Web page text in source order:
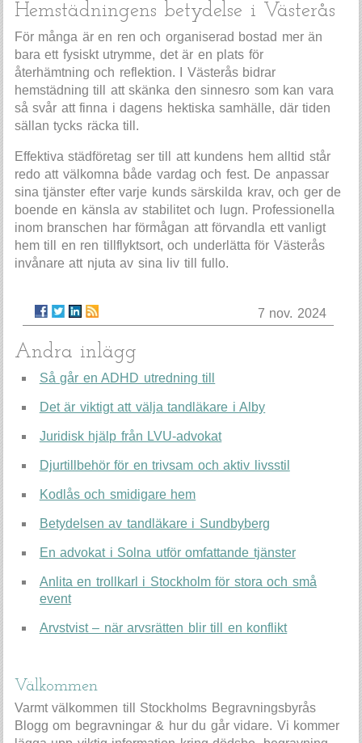
Hemstädningens betydelse i Västerås
För många är en ren och organiserad bostad mer än
bara ett fysiskt utrymme, det är en plats för
återhämtning och reflektion. I Västerås bidrar
hemstädning till att skänka den sinnesro som kan vara
så svår att finna i dagens hektiska samhälle, där tiden
sällan tycks räcka till.
Effektiva städföretag ser till att kundens hem alltid står
redo att välkomna både vardag och fest. De anpassar
sina tjänster efter varje kunds särskilda krav, och ger de
boende en känsla av stabilitet och lugn. Professionella
inom branschen har förmågan att förvandla ett vanligt
hem till en ren tillflyktsort, och underlätta för Västerås
invånare att njuta av sina liv till fullo.
7 nov. 2024
Andra inlägg
Så går en ADHD utredning till
Det är viktigt att välja tandläkare i Alby
Juridisk hjälp från LVU-advokat
Djurtillbehör för en trivsam och aktiv livsstil
Kodlås och smidigare hem
Betydelsen av tandläkare i Sundbyberg
En advokat i Solna utför omfattande tjänster
Anlita en trollkarl i Stockholm för stora och små
event
Arvstvist – när arvsrätten blir till en konflikt
Välkommen
Varmt välkommen till Stockholms Begravningsbyrås
Blogg om begravningar & hur du går vidare. Vi kommer